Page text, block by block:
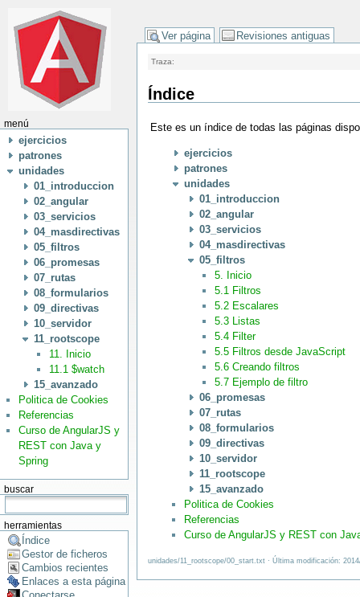
menú
ejercicios
patrones
unidades
01_introduccion
02_angular
03_servicios
04_masdirectivas
05_filtros
06_promesas
07_rutas
08_formularios
09_directivas
10_servidor
11_rootscope
11. Inicio
11.1 $watch
15_avanzado
Politica de Cookies
Referencias
Curso de AngularJS y
REST con Java y
Spring
buscar
herramientas
Índice
Gestor de ficheros
Cambios recientes
Enlaces a esta página
Ver página Revisiones antiguas
Traza:
Índice
Este es un índice de todas las páginas
ejercicios
patrones
unidades
01_introduccion
02_angular
03_servicios
04_masdirectivas
05_filtros
5. Inicio
5.1 Filtros
5.2 Escalares
5.3 Listas
5.4 Filter
5.5 Filtros desde JavaScript
5.6 Creando filtros
5.7 Ejemplo de filtro
06_promesas
07_rutas
08_formularios
09_directivas
10_servidor
11_rootscope
15_avanzado
Politica de Cookies
Referencias
Curso de AngularJS y REST con
unidades/11_rootscope/00_start.txt · Última modificación: